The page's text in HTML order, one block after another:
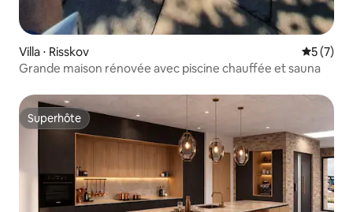
Villa ⋅ Risskov
5 (7)
Grande maison rénovée avec piscine chauffée et sauna
Superhôte
Superhôte